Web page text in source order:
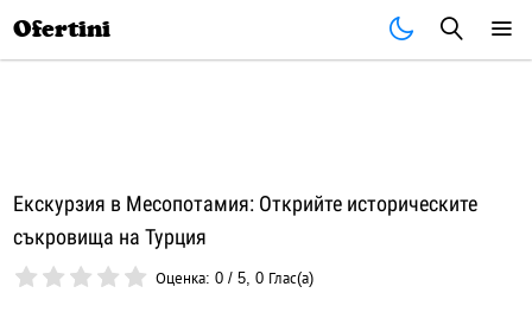
Ofertini
Екскурзия в Месопотамия: Открийте историческите
съкровища на Турция
Оценка:0 /5,0 Глас(а)